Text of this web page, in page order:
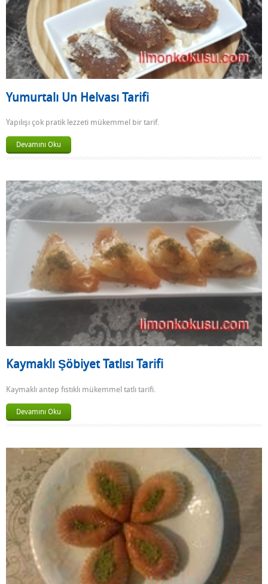
Yumurtalı Un Helvası Tarifi
Yapılışı çok pratik lezzeti mükemmel bir tarif.
Devamını Oku
Kaymaklı Şöbiyet Tatlısı Tarifi
Kaymaklı antep fıstıklı mükemmel tatlı tarifi.
Devamını Oku